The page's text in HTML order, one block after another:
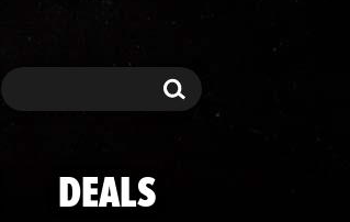
Search Search
DEALS